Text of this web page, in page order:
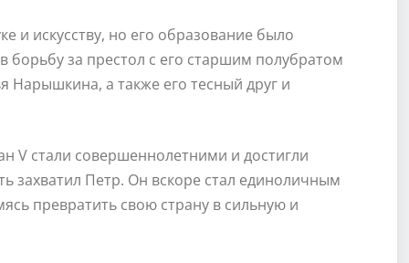
и искусству, но его образование было
борьбу за престол с его старшим полубратом
Нарышкина, а также его тесный друг и
V стали совершеннолетними и достигли
захватил Петр. Он вскоре стал единоличным
превратить свою страну в сильную и